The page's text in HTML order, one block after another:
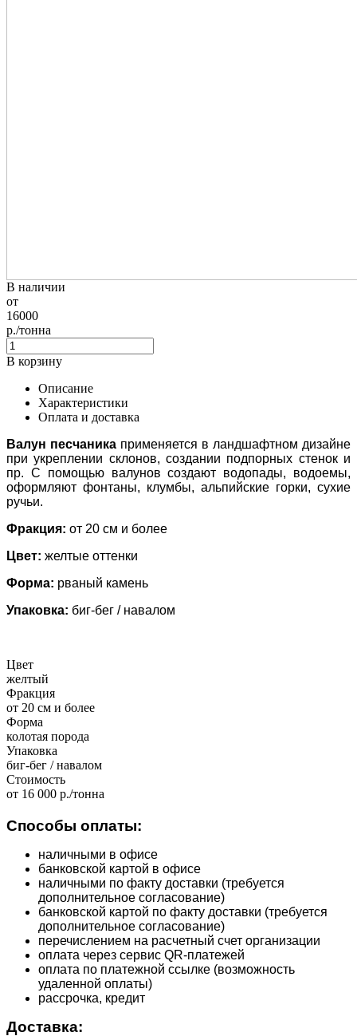
В наличии
от
16000
р./тонна
В корзину
Описание
Характеристики
Оплата и доставка
Валун песчаника применяется в ландшафтном дизайне
при укреплении склонов, создании подпорных стенок и
пр. С помощью валунов создают водопады, водоемы,
оформляют фонтаны, клумбы, альпийские горки, сухие
ручьи.
Фракция: от 20 см и более
Цвет: желтые оттенки
Форма: рваный камень
Упаковка: биг-бег / навалом
Цвет
желтый
Фракция
от 20 см и более
Форма
колотая порода
Упаковка
биг-бег / навалом
Стоимость
от 16 000 р./тонна
Способы оплаты:
наличными в офисе
банковской картой в офисе
наличными по факту доставки (требуется
дополнительное согласование)
банковской картой по факту доставки (требуется
дополнительное согласование)
перечислением на расчетный счет организации
оплата через сервис QR-платежей
оплата по платежной ссылке (возможность
удаленной оплаты)
рассрочка, кредит
Доставка: